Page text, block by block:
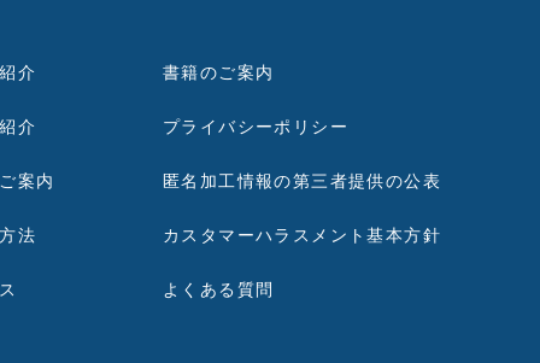
介
介
案内
法
書籍のご案内
プライバシーポリシー
匿名加工情報の第三者提供の公表
カスタマーハラスメント基本方針
よくある質問